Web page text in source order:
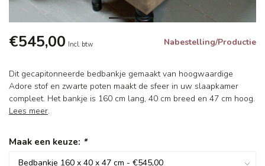
€545,00 Incl. btw Nabestelling/Productie
Dit gecapitonneerde bedbankje gemaakt van hoogwaardige
Adore stof en zwarte poten maakt de sfeer in uw slaapkamer
compleet. Het bankje is 160 cm lang, 40 cm breed en 47 cm hoog.
Lees meer.
Maak een keuze: *